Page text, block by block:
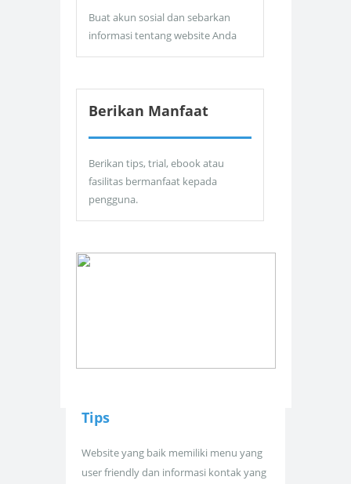
Buat akun sosial dan sebarkan
informasi tentang website Anda
Berikan Manfaat
Berikan tips, trial, ebook atau
fasilitas bermanfaat kepada
pengguna.
Tips
Website yang baik memiliki menu yang
user friendly dan informasi kontak yang